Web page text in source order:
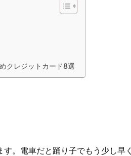
クレジットカード8選
。電車だと踊り子でもう少し早く